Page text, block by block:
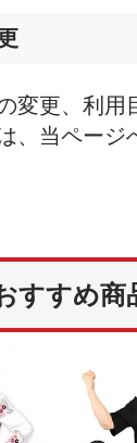
変更、利用
、当ペー
すすめ商